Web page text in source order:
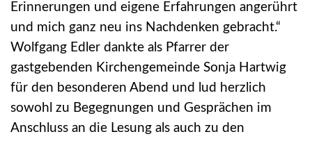
Erinnerungen und eigene Erfahrungen angerührt
und mich ganz neu ins Nachdenken gebracht.“
Wolfgang Edler dankte als Pfarrer der
gastgebenden Kirchengemeinde Sonja Hartwig
für den besonderen Abend und lud herzlich
sowohl zu Begegnungen und Gesprächen im
Anschluss an die Lesung als auch zu den